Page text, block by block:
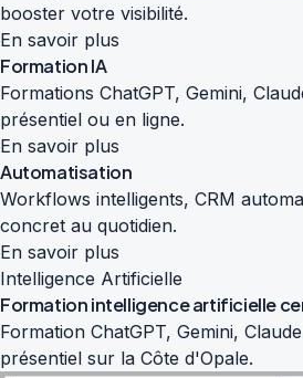
booster votre visibilité.
En savoir plus
Formation IA
Formations ChatGPT, Gemini,
présentiel ou en ligne.
En savoir plus
Automatisation
Workflows intelligents, CRM
concret au quotidien.
En savoir plus
Intelligence Artificielle
Formation intelligence artificielle
Formation ChatGPT, Gemini,
présentiel sur la Côte d'Opale.